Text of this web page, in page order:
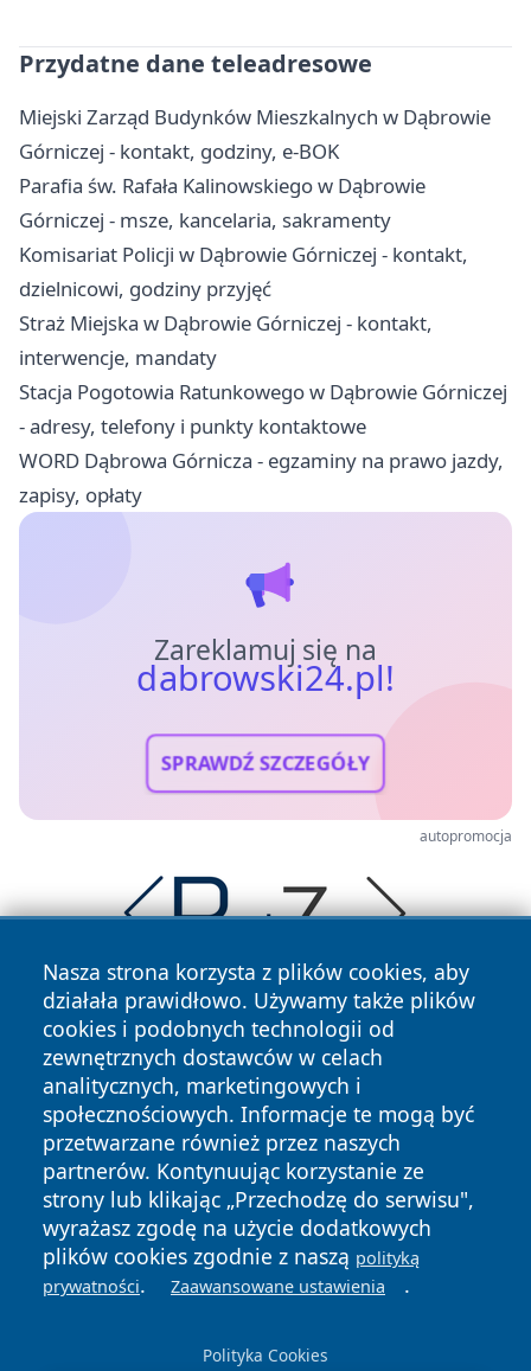
Przydatne dane teleadresowe
Miejski Zarząd Budynków Mieszkalnych w Dąbrowie
Górniczej - kontakt, godziny, e-BOK
Parafia św. Rafała Kalinowskiego w Dąbrowie
Górniczej - msze, kancelaria, sakramenty
Komisariat Policji w Dąbrowie Górniczej - kontakt,
dzielnicowi, godziny przyjęć
Straż Miejska w Dąbrowie Górniczej - kontakt,
interwencje, mandaty
Stacja Pogotowia Ratunkowego w Dąbrowie Górniczej
- adresy, telefony i punkty kontaktowe
WORD Dąbrowa Górnicza - egzaminy na prawo jazdy,
zapisy, opłaty
Zareklamuj się na
dabrowski24.pl!
SPRAWDŹ SZCZEGÓŁY
autopromocja
Nasza strona korzysta z plików cookies, aby
działała prawidłowo. Używamy także plików
cookies i podobnych technologii od
zewnętrznych dostawców w celach
analitycznych, marketingowych i
społecznościowych. Informacje te mogą być
przetwarzane również przez naszych
partnerów. Kontynuując korzystanie ze
strony lub klikając „Przechodzę do serwisu",
wyrażasz zgodę na użycie dodatkowych
plików cookies zgodnie z naszą polityką
prywatności. Zaawansowane ustawienia .
Polityka Cookies
Copyright © 2026 dabrowski24.pl Wszystkie prawa
zastrzeżone.
News Autorzy
Polityka
Prywatności
Polityka
Cookies